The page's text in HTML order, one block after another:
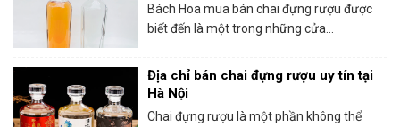
Bách Hoa mua bán chai đựng rượu được
biết đến là một trong những cửa...
Địa chỉ bán chai đựng rượu uy tín tại
Hà Nội
Chai đựng rượu là một phần không thể